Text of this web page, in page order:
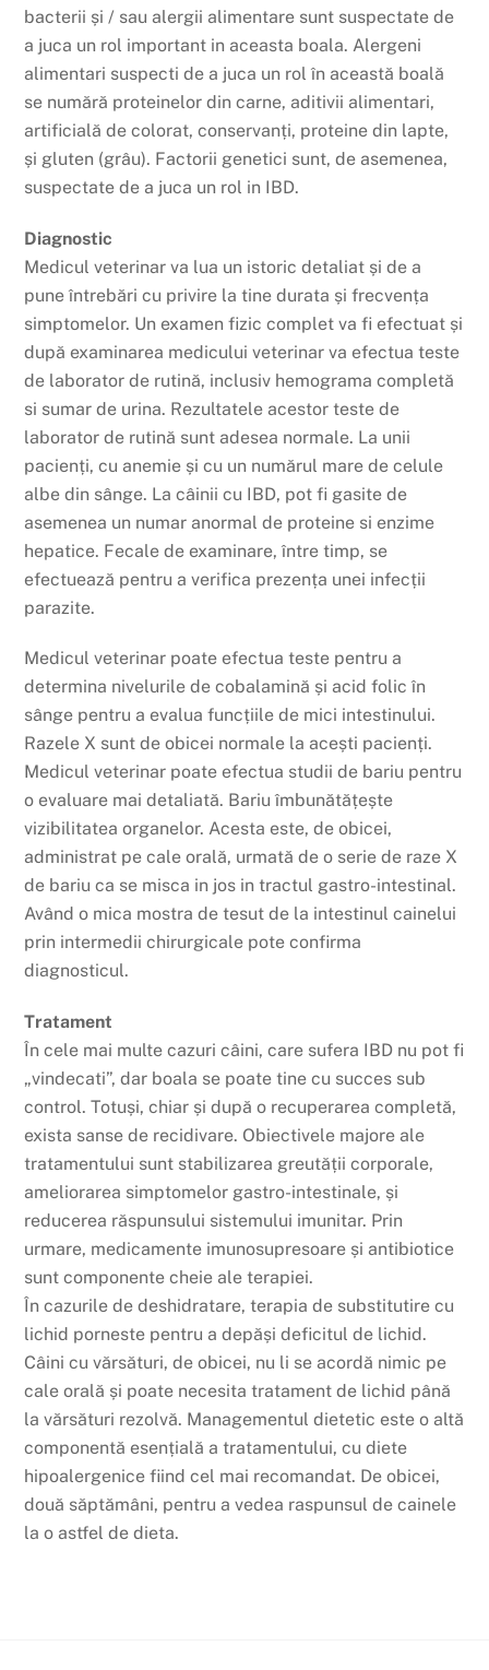
bacterii și / sau alergii alimentare sunt suspectate de
a juca un rol important in aceasta boala. Alergeni
alimentari suspecti de a juca un rol în această boală
se numără proteinelor din carne, aditivii alimentari,
artificială de colorat, conservanți, proteine din lapte,
și gluten (grâu). Factorii genetici sunt, de asemenea,
suspectate de a juca un rol in IBD.
Diagnostic
Medicul veterinar va lua un istoric detaliat și de a
pune întrebări cu privire la tine durata și frecvența
simptomelor. Un examen fizic complet va fi efectuat și
după examinarea medicului veterinar va efectua teste
de laborator de rutină, inclusiv hemograma completă
si sumar de urina. Rezultatele acestor teste de
laborator de rutină sunt adesea normale. La unii
pacienți, cu anemie și cu un numărul mare de celule
albe din sânge. La câinii cu IBD, pot fi gasite de
asemenea un numar anormal de proteine si enzime
hepatice. Fecale de examinare, între timp, se
efectuează pentru a verifica prezența unei infecții
parazite.
Medicul veterinar poate efectua teste pentru a
determina nivelurile de cobalamină și acid folic în
sânge pentru a evalua funcțiile de mici intestinului.
Razele X sunt de obicei normale la acești pacienți.
Medicul veterinar poate efectua studii de bariu pentru
o evaluare mai detaliată. Bariu îmbunătățește
vizibilitatea organelor. Acesta este, de obicei,
administrat pe cale orală, urmată de o serie de raze X
de bariu ca se misca in jos in tractul gastro-intestinal.
Având o mica mostra de tesut de la intestinul cainelui
prin intermedii chirurgicale pote confirma
diagnosticul.
Tratament
În cele mai multe cazuri câini, care sufera IBD nu pot fi
„vindecati”, dar boala se poate tine cu succes sub
control. Totuși, chiar și după o recuperarea completă,
exista sanse de recidivare. Obiectivele majore ale
tratamentului sunt stabilizarea greutății corporale,
ameliorarea simptomelor gastro-intestinale, și
reducerea răspunsului sistemului imunitar. Prin
urmare, medicamente imunosupresoare și antibiotice
sunt componente cheie ale terapiei.
În cazurile de deshidratare, terapia de substitutire cu
lichid porneste pentru a depăși deficitul de lichid.
Câini cu vărsături, de obicei, nu li se acordă nimic pe
cale orală și poate necesita tratament de lichid până
la vărsături rezolvă. Managementul dietetic este o altă
componentă esențială a tratamentului, cu diete
hipoalergenice fiind cel mai recomandat. De obicei,
două săptămâni, pentru a vedea raspunsul de cainele
la o astfel de dieta.